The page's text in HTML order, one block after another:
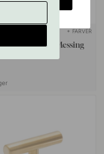
+ FARVER
- Børstet Messing